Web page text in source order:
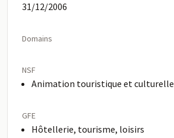
31/12/2006
Domains
NSF
Animation touristique et culturelle
GFE
Hôtellerie, tourisme, loisirs